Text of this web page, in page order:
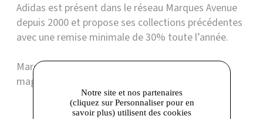
Adidas est présent dans le réseau Marques Avenue
depuis 2000 et propose ses collections précédentes
avec une remise minimale de 30% toute l’année.
Marques Avenue Corbeil-Essonnes | Contact
magasin : 01 60 89 93 90
Notre site et nos partenaires
(cliquez sur Personnaliser pour en
savoir plus) utilisent des cookies